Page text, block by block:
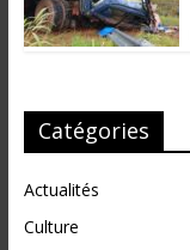
Catégories
Actualités
Culture